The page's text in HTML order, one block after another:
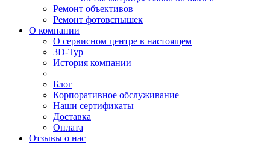
Ремонт объективов
Ремонт фотовспышек
О компании
О сервисном центре в настоящем
3D-Тур
История компании
Блог
Корпоративное обслуживание
Наши сертификаты
Доставка
Оплата
Отзывы о нас